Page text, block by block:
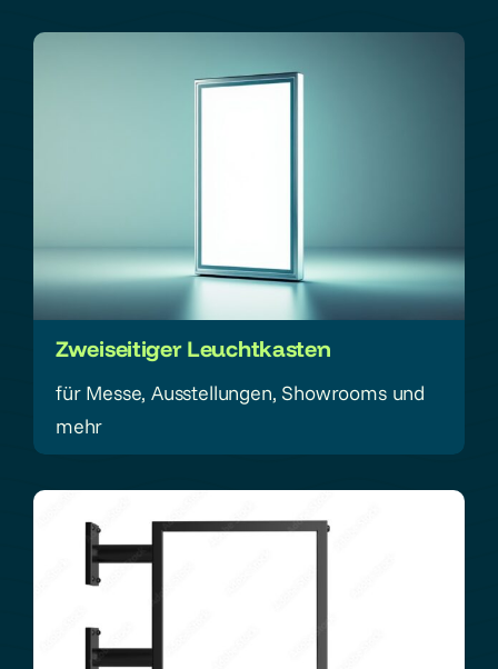
Zweiseitiger Leuchtkasten
für Messe, Ausstellungen, Showrooms und
mehr